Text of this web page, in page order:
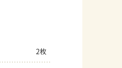
2枚